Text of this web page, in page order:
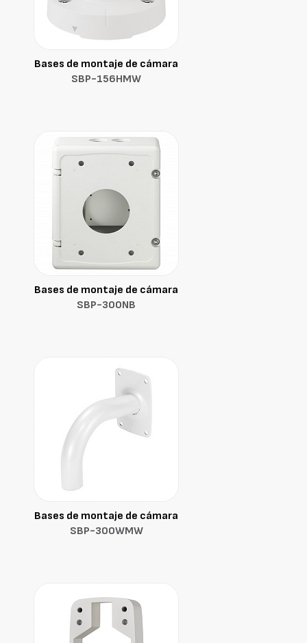
Bases de montaje de cámara
SBP-156HMW
Bases de montaje de cámara
SBP-300NB
Bases de montaje de cámara
SBP-300WMW